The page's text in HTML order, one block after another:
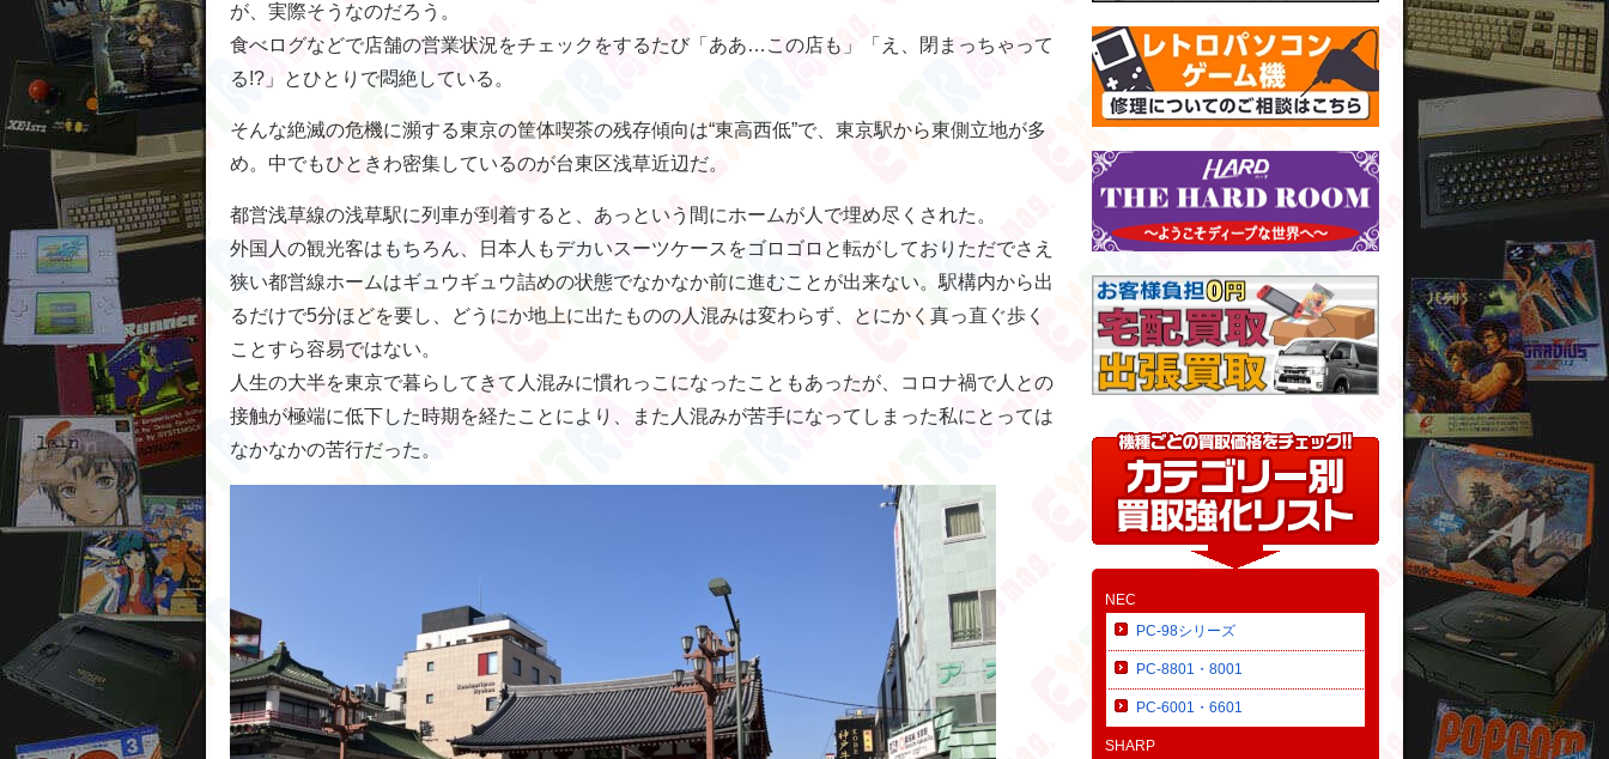
が、実際そうなのだろう。
食べログなどで店舗の営業状況をチェックをするたび「ああ…この店も」「え、閉まっちゃって
る!?」とひとりで悶絶している。
そんな絶滅の危機に瀕する東京の筐体喫茶の残存傾向は“東高西低”で、東京駅から東側立地が多
め。中でもひときわ密集しているのが台東区浅草近辺だ。
都営浅草線の浅草駅に列車が到着すると、あっという間にホームが人で埋め尽くされた。
外国人の観光客はもちろん、日本人もデカいスーツケースをゴロゴロと転がしておりただでさえ
狭い都営線ホームはギュウギュウ詰めの状態でなかなか前に進むことが出来ない。駅構内から出
るだけで5分ほどを要し、どうにか地上に出たものの人混みは変わらず、とにかく真っ直ぐ歩く
ことすら容易ではない。
人生の大半を東京で暮らしてきて人混みに慣れっこになったこともあったが、コロナ禍で人との
接触が極端に低下した時期を経たことにより、また人混みが苦手になってしまった私にとっては
なかなかの苦行だった。
NEC
PC-98シリーズ
PC-8801・8001
PC-6001・6601
SHARP